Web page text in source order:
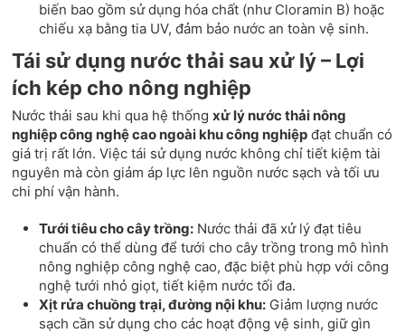
biến bao gồm sử dụng hóa chất (như Cloramin B) hoặc
chiếu xạ bằng tia UV, đảm bảo nước an toàn vệ sinh.
Tái sử dụng nước thải sau xử lý – Lợi
ích kép cho nông nghiệp
Nước thải sau khi qua hệ thốngxử lý nước thải nông
nghiệp công nghệ cao ngoài khu công nghiệp đạt chuẩn có
giá trị rất lớn. Việc tái sử dụng nước không chỉ tiết kiệm tài
nguyên mà còn giảm áp lực lên nguồn nước sạch và tối ưu
chi phí vận hành.
Tưới tiêu cho cây trồng: Nước thải đã xử lý đạt tiêu
chuẩn có thể dùng để tưới cho cây trồng trong mô hình
nông nghiệp công nghệ cao, đặc biệt phù hợp với công
nghệ tưới nhỏ giọt, tiết kiệm nước tối đa.
Xịt rửa chuồng trại, đường nội khu: Giảm lượng nước
sạch cần sử dụng cho các hoạt động vệ sinh, giữ gìn